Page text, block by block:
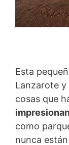
Esta
Lanzarote y
cosas que
como
nunca